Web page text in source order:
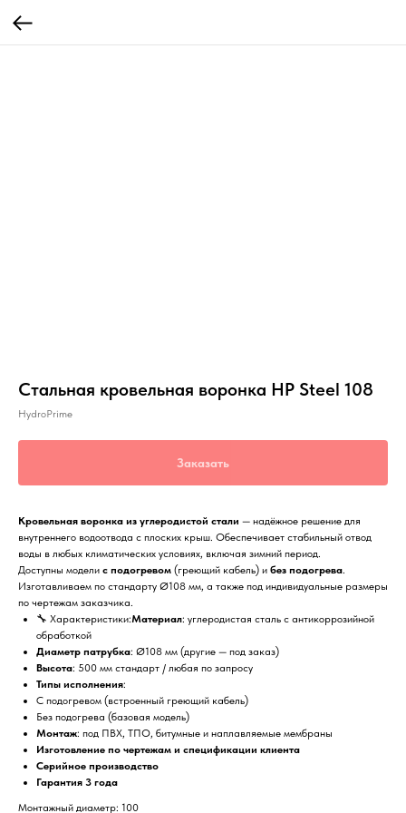
Стальная кровельная воронка HP Steel 108
HydroPrime
Заказать
Кровельная воронка из углеродистой стали — надёжное решение для
внутреннего водоотвода с плоских крыш. Обеспечивает стабильный отвод
воды в любых климатических условиях, включая зимний период.
Доступны модели с подогревом (греющий кабель) и без подогрева.
Изготавливаем по стандарту Ø108 мм, а также под индивидуальные размеры
по чертежам заказчика.
🔧 Характеристики:Материал: углеродистая сталь с антикоррозийной
обработкой
Диаметр патрубка: Ø108 мм (другие — под заказ)
Высота: 500 мм стандарт / любая по запросу
Типы исполнения:
С подогревом (встроенный греющий кабель)
Без подогрева (базовая модель)
Монтаж: под ПВХ, ТПО, битумные и наплавляемые мембраны
Изготовление по чертежам и спецификации клиента
Серийное производство
Гарантия 3 года
Монтажный диаметр: 100